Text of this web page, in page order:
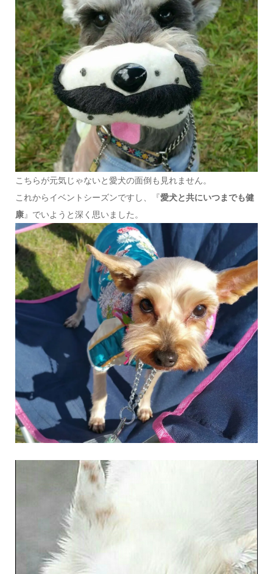
こちらが元気じゃないと愛犬の面倒も見れません。
これからイベントシーズンですし、『愛犬と共にいつまでも健
康』でいようと深く思いました。